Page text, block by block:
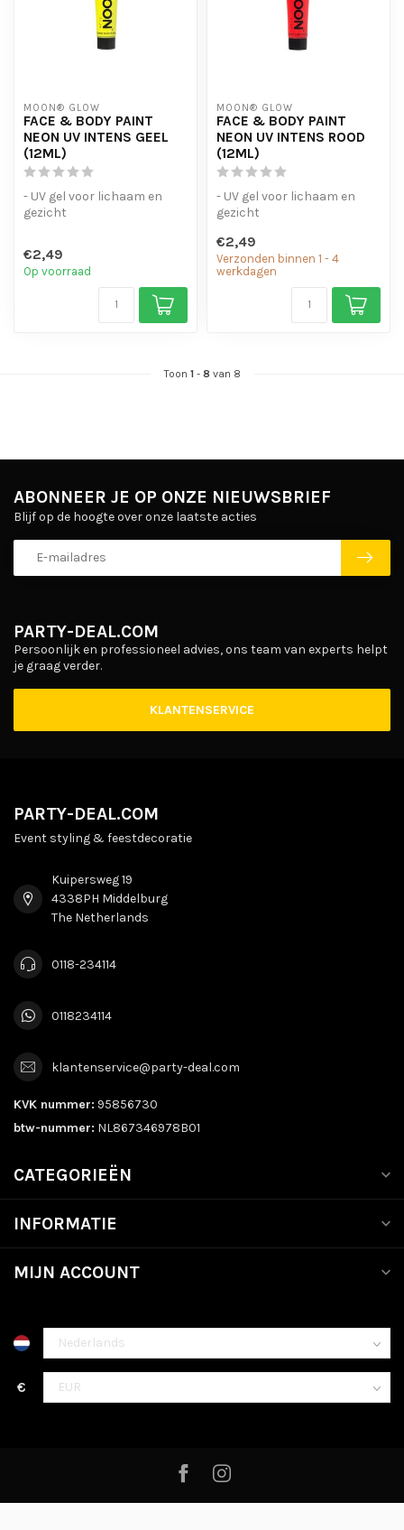
MOON® GLOW
FACE & BODY PAINT
NEON UV INTENS GEEL
(12ML)
- UV gel voor lichaam en
gezicht
€2,49
Op voorraad
MOON® GLOW
FACE & BODY PAINT
NEON UV INTENS ROOD
(12ML)
- UV gel voor lichaam en
gezicht
scala aan kleuren.
€2,49
Verzonden binnen 1 - 4
werkdagen
Toon 1- 8 van 8
PARTY-DEAL.COM
Persoonlijk en professioneel advies, ons team van experts helpt
je graag verder.
KLANTENSERVICE
ABONNEER JE OP ONZE NIEUWSBRIEF
Blijf op de hoogte over onze laatste acties
PARTY-DEAL.COM
Event styling & feestdecoratie
Kuipersweg 19
4338PH Middelburg
The Netherlands
0118-234114
0118234114
klantenservice@party-deal.com
KVK nummer: 95856730
btw-nummer: NL867346978B01
CATEGORIEËN
INFORMATIE
MIJN ACCOUNT
€